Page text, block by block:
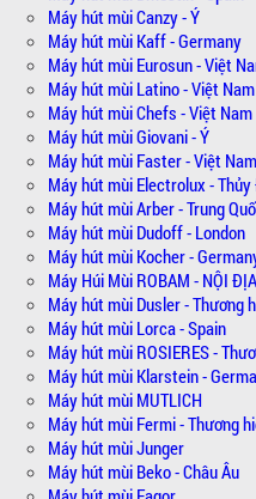
Máy hút mùi Canzy - Ý
Máy hút mùi Kaff - Germany
Máy hút mùi Eurosun - Việt
Máy hút mùi Latino - Việt Nam
Máy hút mùi Chefs - Việt Nam
Máy hút mùi Giovani - Ý
Máy hút mùi Faster - Việt Nam
Máy hút mùi Electrolux -
Máy hút mùi Arber - Trung
Máy hút mùi Dudoff - London
Máy hút mùi Kocher -
Máy Húi Mùi ROBAM - NỘI
Máy hút mùi Dusler - Thương
Máy hút mùi Lorca - Spain
Máy hút mùi ROSIERES -
Máy hút mùi Klarstein -
Máy hút mùi MUTLICH
Máy hút mùi Fermi - Thương
Máy hút mùi Junger
Máy hút mùi Beko - Châu Âu